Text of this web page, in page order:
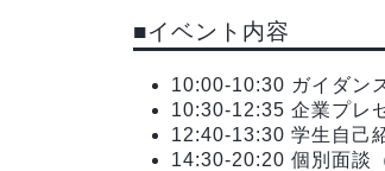
■イベント内容
10:00-10:30 ガイダン
10:30-12:35 企業プレ
12:40-13:30 学生自己
14:30-20:20 個別面談